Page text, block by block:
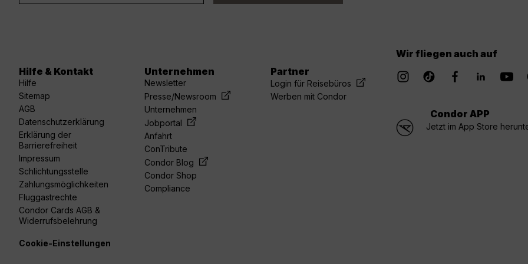
Hilfe & Kontakt
Hilfe
Sitemap
AGB
Datenschutzerklärung
Erklärung der
Barrierefreiheit
Impressum
Schlichtungsstelle
Zahlungsmöglichkeiten
Fluggastrechte
Condor Cards AGB &
Widerrufsbelehrung
Unternehmen
Newsletter
Presse/Newsroom
Unternehmen
Jobportal
Anfahrt
ConTribute
Condor Blog
Condor Shop
Compliance
Partner
Login für Reisebüros
Werben mit Condor
Wir fliegen auch auf
Condor APP
Jetzt im App Store
Cookie-Einstellungen